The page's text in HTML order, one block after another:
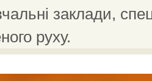
заклади,
руху.